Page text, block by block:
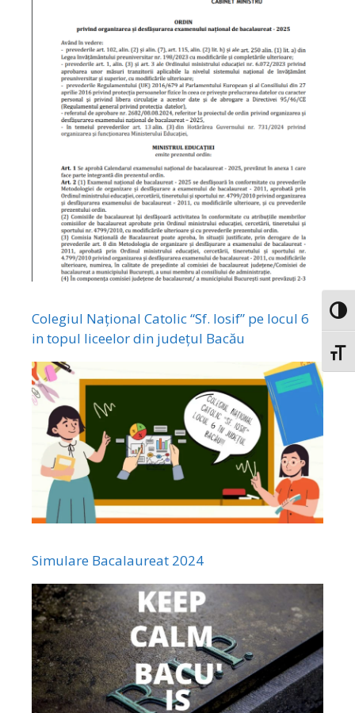
Colegiul Național Catolic “Sf. Iosif” pe locul 6
in topul liceelor din județul Bacău
Simulare Bacalaureat 2024